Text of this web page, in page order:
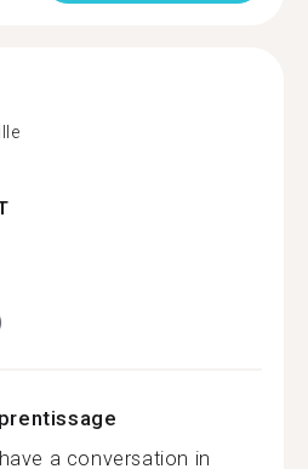
a conversation in